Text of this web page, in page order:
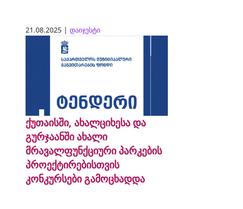
21.08.2025 | დაიჯესტი
ქუთაისში, ახალციხესა და
გურჯაანში ახალი
მრავალფუნქციური პარკების
პროექტირებისთვის
კონკურსები გამოცხადდა